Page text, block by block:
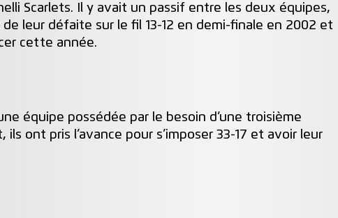
Scarlets. Il y avait un passif entre les deux équipes,
leur défaite sur le fil 13-12 en demi-finale en 2002 et
cette année.
équipe possédée par le besoin d’une troisième
ont pris l’avance pour s’imposer 33-17 et avoir leur